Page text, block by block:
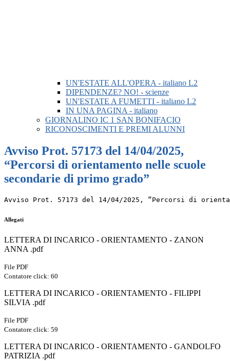
UN'ESTATE ALL'OPERA - italiano L2
DIPENDENZE? NO! - scienze
UN'ESTATE A FUMETTI - italiano L2
IN UNA PAGINA - italiano
GIORNALINO IC 1 SAN BONIFACIO
RICONOSCIMENTI E PREMI ALUNNI
Avviso Prot. 57173 del 14/04/2025,
“Percorsi di orientamento nelle scuole
secondarie di primo grado”
Avviso Prot. 57173 del 14/04/2025, “Percorsi di
Allegati
LETTERA DI INCARICO - ORIENTAMENTO - ZANON
ANNA .pdf
File PDF
Contatore click: 60
LETTERA DI INCARICO - ORIENTAMENTO - FILIPPI
SILVIA .pdf
File PDF
Contatore click: 59
LETTERA DI INCARICO - ORIENTAMENTO - GANDOLFO
PATRIZIA .pdf